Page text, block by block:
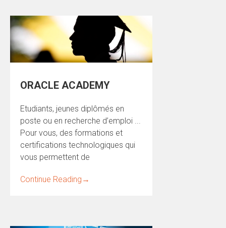
ORACLE ACADEMY
Etudiants, jeunes diplômés en
poste ou en recherche d’emploi ...
Pour vous, des formations et
certifications technologiques qui
vous permettent de
Continue Reading →